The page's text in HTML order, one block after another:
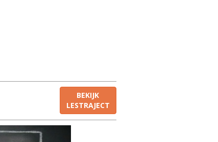
BEKIJK
LESTRAJECT